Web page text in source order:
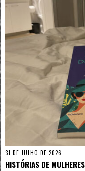
31 DE JULHO DE 2026
HISTÓRIAS DE